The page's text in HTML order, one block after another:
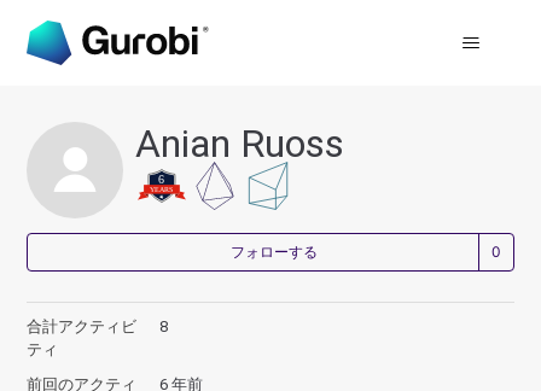
Anian Ruoss
フォローする
合計アクティビ
ティ
8
前回のアクティ
6 年前